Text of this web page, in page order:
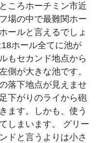
ころホーチミン市近
場の中で最難関ホー
ールと言えるでしょ
ホール全てに池が
もセカンド地点から
側が大きな池です。
落下地点が見えませ
下がりのライから砲
ます。しかも、使う
しまいます。 グリー
ドと言うよりは小さ